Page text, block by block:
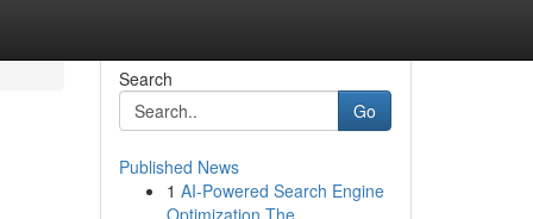
Search
Go
Published News
1 AI-Powered Search Engine
Optimization The ...